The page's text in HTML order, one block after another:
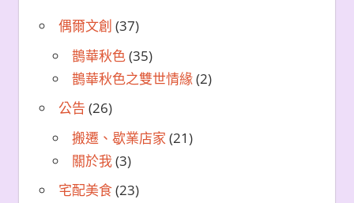
偶爾文創 (37)
鵲華秋色(35)
鵲華秋色之雙世情緣(2)
公告 (26)
搬遷、歇業店家 (21)
關於我(3)
宅配美食(23)